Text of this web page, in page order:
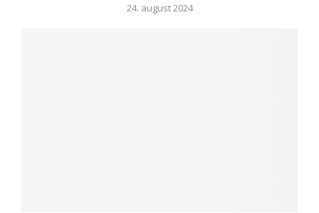
24. august 2024